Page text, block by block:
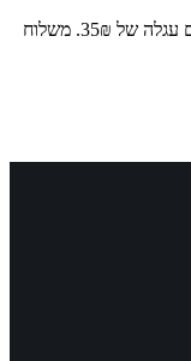
לקהל לקוחותינו, מינימום הזמנה באתר הוא סכום עגלה של 35₪. משלוח